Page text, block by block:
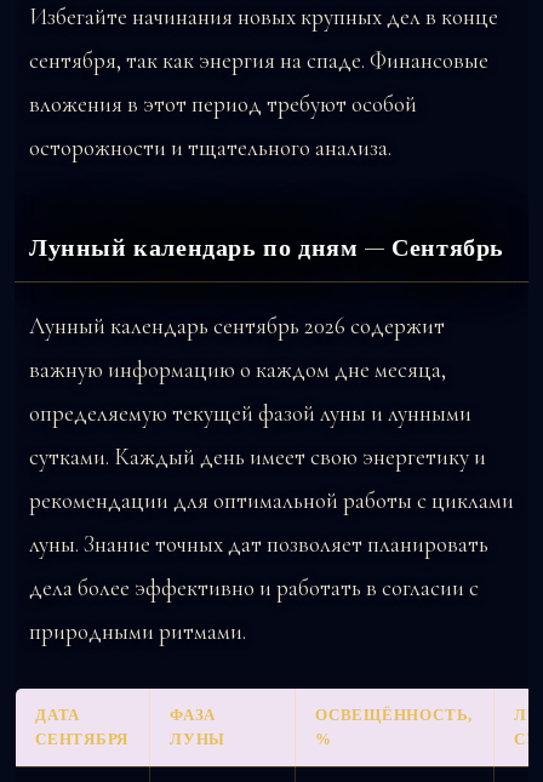
Избегайте начинания новых крупных дел в конце
сентября, так как энергия на спаде. Финансовые
вложения в этот период требуют особой
осторожности и тщательного анализа.
Лунный календарь по дням — Сентябрь
Лунный календарь сентябрь 2026 содержит
важную информацию о каждом дне месяца,
определяемую текущей фазой луны и лунными
сутками. Каждый день имеет свою энергетику и
рекомендации для оптимальной работы с циклами
луны. Знание точных дат позволяет планировать
дела более эффективно и работать в согласии с
природными ритмами.
ДАТА
СЕНТЯБРЯ
ФАЗА
ЛУНЫ
ОСВЕЩЁННОСТЬ,
%